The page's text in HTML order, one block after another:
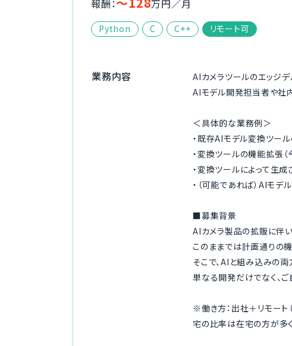
報酬：
万円／月
Python C C++ リモート可
業務内容
AIカメラツールのエッジ
AIモデル開発担当者や社
＜具体的な業務例＞
・既存AIモデル変換ツー
・変換ツールの機能拡張
・変換ツールによって生
・（可能であれば）AIモ
■募集背景
AIカメラ製品の拡販に伴
このままでは計画通りの
そこで、AIと組み込みの
単なる開発だけでなく、
※働き方：出社＋リモー
宅の比率は在宅の方が多く